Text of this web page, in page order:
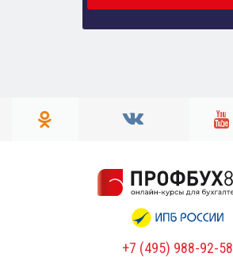
+7 (495) 988-92-58